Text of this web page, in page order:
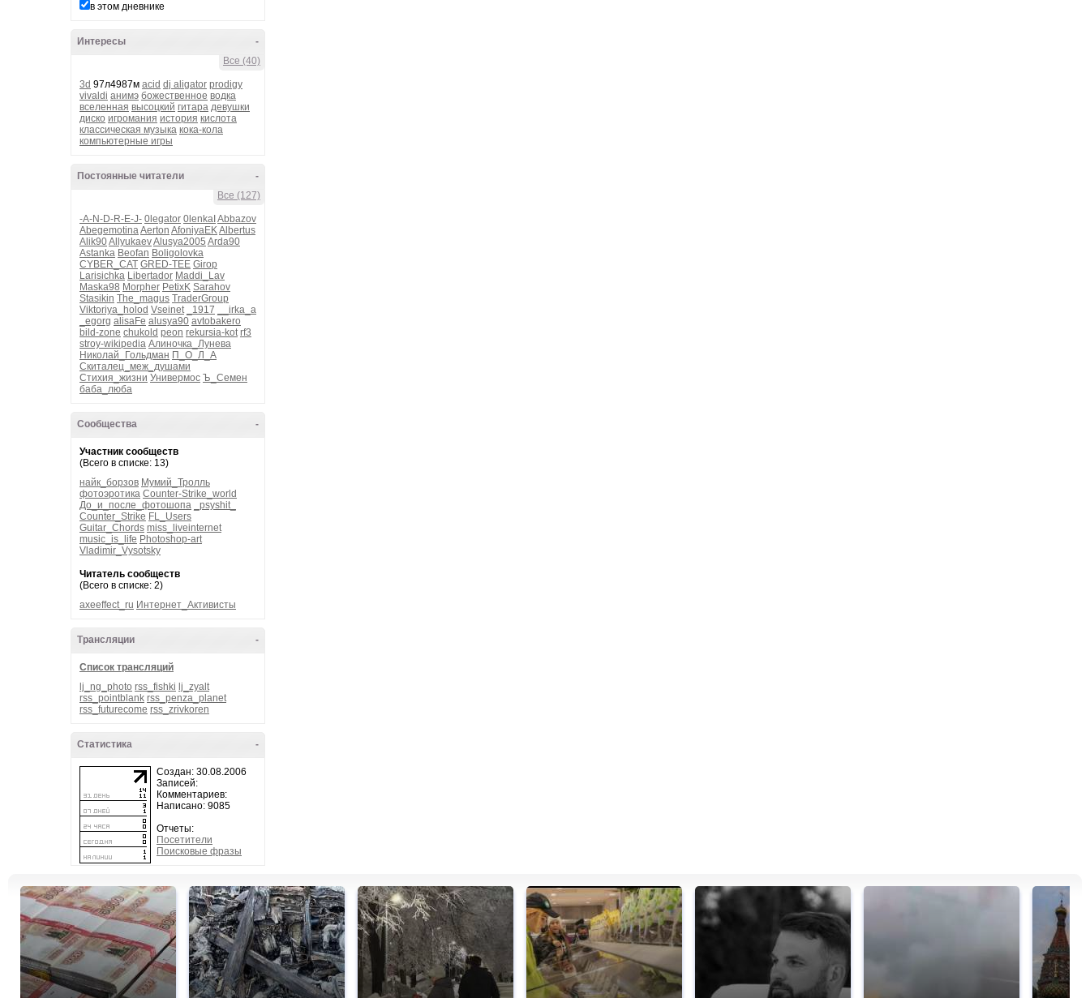
в этом дневнике
-
Интересы
Все (40)
3d 97л4987м acid dj aligator prodigy
vivaldi анимэ божественное водка
вселенная высоцкий гитара девушки
диско игромания история кислота
классическая музыка кока-кола
компьютерные игры
-
Постоянные читатели
Все (127)
-A-N-D-R-E-J- 0legator 0lenkaI Abbazov
AbegemotinaAerton AfoniyaEKAlbertus
Alik90AllyukaevAlusya2005 Arda90
Astanka Beofan Boligolovka
CYBER_CAT GRED-TEE Girop
Larisichka Libertador Maddi_Lav
Maska98 Morpher PetixK Sarahov
Stasikin The_magus TraderGroup
Viktoriya_holod Vseinet _1917
__irka_a
_egorg alisaFe alusya90 avtobakero
bild-zone chukold peon rekursia-kot rf3
stroy-wikipedia Алиночка_Лунева
Николай_Гольдман П_О_Л_А
Скиталец_меж_душами
Стихия_жизни Универмос Ъ_Семен
баба_люба
-
Сообщества
Участник сообществ
(Всего в списке: 13)
найк_борзов Мумий_Тролль
фотоэротика Counter-Strike_world
До_и_после_фотошопа
_psyshit_
Counter_Strike FL_Users
Guitar_Chords miss_liveinternet
music_is_life Photoshop-art
Vladimir_Vysotsky
Читатель сообществ
(Всего в списке: 2)
axeeffect_ru Интернет_Активисты
-
Трансляции
Список трансляций
lj_ng_photo rss_fishki lj_zyalt
rss_pointblank rss_penza_planet
rss_futurecome rss_zrivkoren
-
Статистика
Создан: 30.08.2006
Записей:
Комментариев:
Написано: 9085
Отчеты:
Посетители
Поисковые фразы